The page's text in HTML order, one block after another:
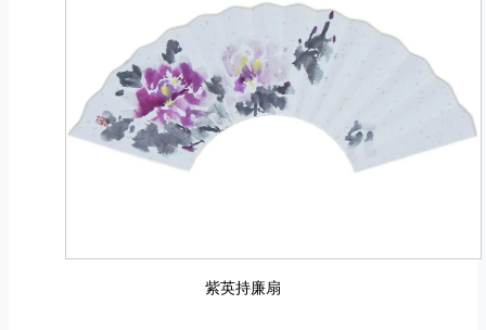
紫英持廉扇